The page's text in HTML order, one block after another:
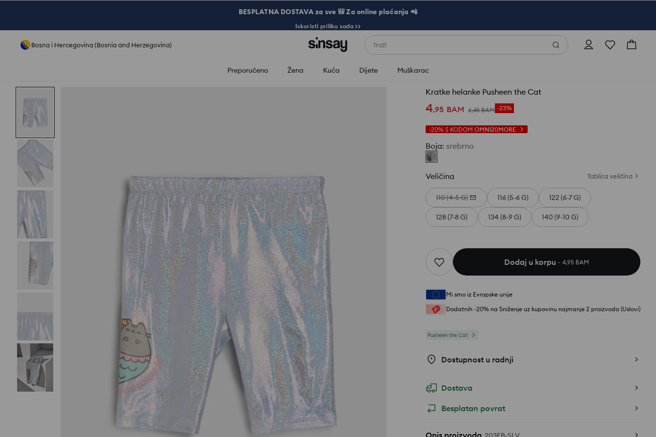
BESPLATNA DOSTAVA za sve 🎒 Za online plaćanja 📲
Iskoristi priliku sada >>
Bosna i Hercegovina (Bosnia and Herzegovina) Traži
Preporučeno Žena Kuća Dijete Muškarac
Kratke helanke Pusheen the Cat
4,95 BAM 6,45 BAM -23%
-20% S KODOM OMNI20MORE
Boja: srebrno
Veličina Tablica veličina
110 (4-5 G) 116 (5-6 G) 122 (6-7 G)
128 (7-8 G) 134 (8-9 G) 140 (9-10 G)
Dodaj u korpu 4,95 BAM
Mi smo iz Evropske unije
Dodatnih -20% na Sniženje uz kupovinu najmanje 2 proizvoda (Uslovi)
Pusheen the Cat
Dostupnost u radnji
Dostava
Besplatan povrat
Opis proizvoda